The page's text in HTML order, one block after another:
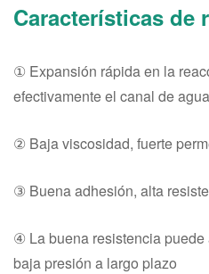
Características de
① Expansión rápida en la
efectivamente el canal de agua
② Baja viscosidad, fuerte
③ Buena adhesión, alta
④ La buena resistencia
baja presión a largo plazo